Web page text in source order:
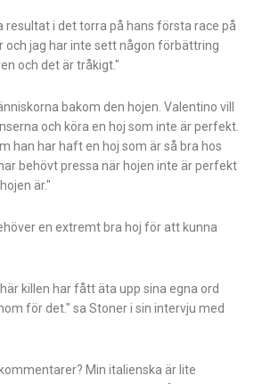
resultat i det torra på hans första race på
och jag har inte sett någon förbättring
och det är tråkigt."
bakom den hojen. Valentino vill
och köra en hoj som inte är perfekt.
han har haft en hoj som är så bra hos
behövt pressa när hojen inte är perfekt
är."
en extremt bra hoj för att kunna
killen har fått äta upp sina egna ord
för det." sa Stoner i sin intervju med
Min italienska är lite